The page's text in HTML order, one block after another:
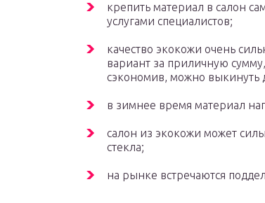
крепить материал в салон
услугами специалистов;
качество экокожи очень
вариант за приличную
сэкономив, можно выкинуть
в зимнее время материал
салон из экокожи может
стекла;
на рынке встречаются